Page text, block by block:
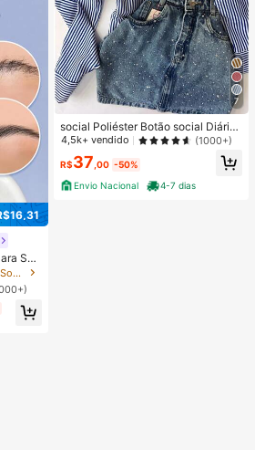
Sob
E
em Líquido Sobrancelhas
7
social Poliéster Botão social Diário
PRIMAVERA/VERAO/INVERNO
4,5k+ vendido (1000+)
R$37 ,00 -50%
Envio Nacional
4-7 dias